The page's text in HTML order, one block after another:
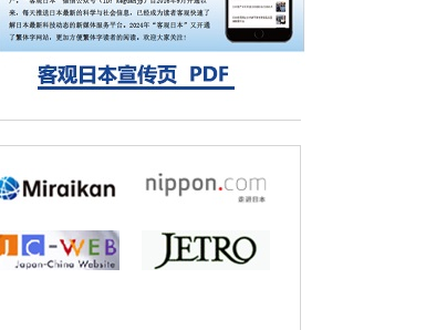
科学研究
藤田医科大学等成功鉴定出非结核分枝杆菌
生存的必需基因，首次揭示该基因的必要性
因菌株而异